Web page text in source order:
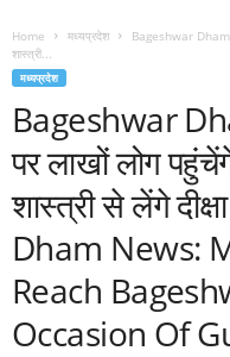
Home मध्यप्रदेश
Bageshwar
शास्त्री...
मध्यप्रदेश
Bageshwar
पर लाखों लोग
शास्त्री से लेंगे
Dham News:
Reach
Occasion Of